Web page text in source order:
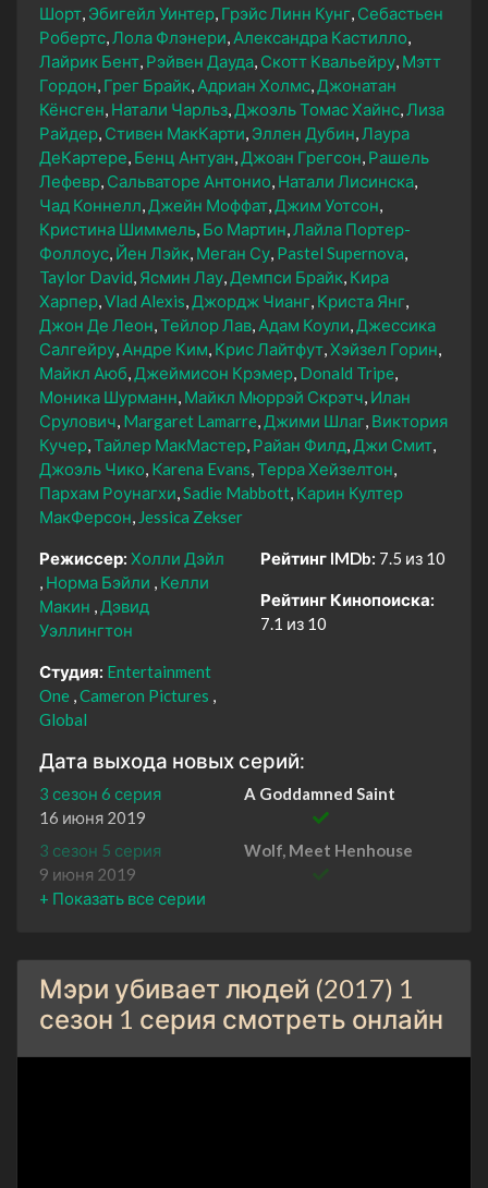
Шорт Эбигейл Уинтер Грэйс Линн Кунг Себастьен
Робертс Лола Флэнери Александра Кастилло
Лайрик Бент Рэйвен Дауда Скотт Квальейру Мэтт
Гордон Грег Брайк Адриан Холмс Джонатан
Кёнсген Натали Чарльз Джоэль Томас Хайнс Лиза
Райдер Стивен МакКарти Эллен Дубин Лаура
ДеКартере Бенц Антуан Джоан Грегсон Рашель
Лефевр Сальваторе Антонио Натали Лисинска
Чад Коннелл Джейн Моффат Джим Уотсон
Кристина Шиммель Бо Мартин Лайла Портер-
Фоллоус Йен Лэйк Меган Су Pastel Supernova
Taylor David Ясмин Лау Демпси Брайк Кира
Харпер Vlad Alexis Джордж Чианг Криста Янг
Джон Де Леон Тейлор Лав Адам Коули Джессика
Салгейру Андре Ким Крис Лайтфут Хэйзел Горин
Майкл Аюб Джеймисон Крэмер Donald Tripe
Моника Шурманн Майкл Мюррэй Скрэтч Илан
Срулович Margaret Lamarre Джими Шлаг Виктория
Кучер Тайлер МакМастер Райан Филд Джи Смит
Джоэль Чико Karena Evans Терра Хейзелтон
Пархам Роунагхи Sadie Mabbott Карин Култер
МакФерсон Jessica Zekser
Режиссер: Холли Дэйл
Норма Бэйли
Келли
Макин
Дэвид
Уэллингтон
Студия: Entertainment
One Cameron Pictures
Global
Рейтинг IMDb: 7.5 из 10
Рейтинг Кинопоиска:
7.1 из 10
Дата выхода новых серий:
3 сезон 6 серия
A Goddamned Saint
16 июня 2019
3 сезон 5 серия
Wolf, Meet Henhouse
9 июня 2019
3 сезон 4 серия
3 сезон 3 серия
No Happy Endings Here
26 мая 2019
3 сезон 2 серия
Girl Problems
Мэри убивает людей (2017) 1
сезон 1 серия смотреть онлайн